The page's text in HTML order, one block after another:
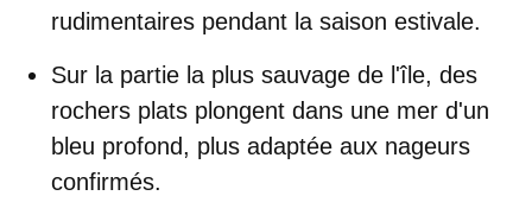
rudimentaires pendant la saison estivale.
Sur la partie la plus sauvage de l'île, des
rochers plats plongent dans une mer d'un
bleu profond, plus adaptée aux nageurs
confirmés.